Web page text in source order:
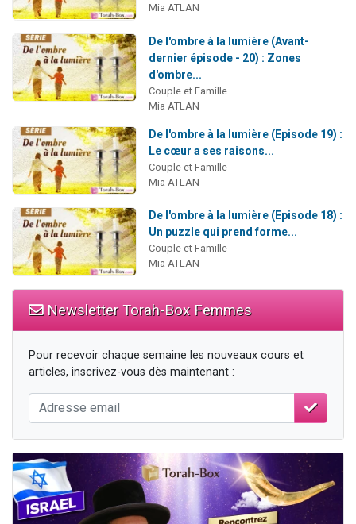
Mia ATLAN
De l'ombre à la lumière (Avant-
dernier épisode - 20) : Zones
d'ombre...
Couple et Famille
Mia ATLAN
De l'ombre à la lumière (Episode 19) :
Le cœur a ses raisons...
Couple et Famille
Mia ATLAN
De l'ombre à la lumière (Episode 18) :
Un puzzle qui prend forme...
Couple et Famille
Mia ATLAN
Newsletter Torah-Box Femmes
Pour recevoir chaque semaine les nouveaux cours et
articles, inscrivez-vous dès maintenant :